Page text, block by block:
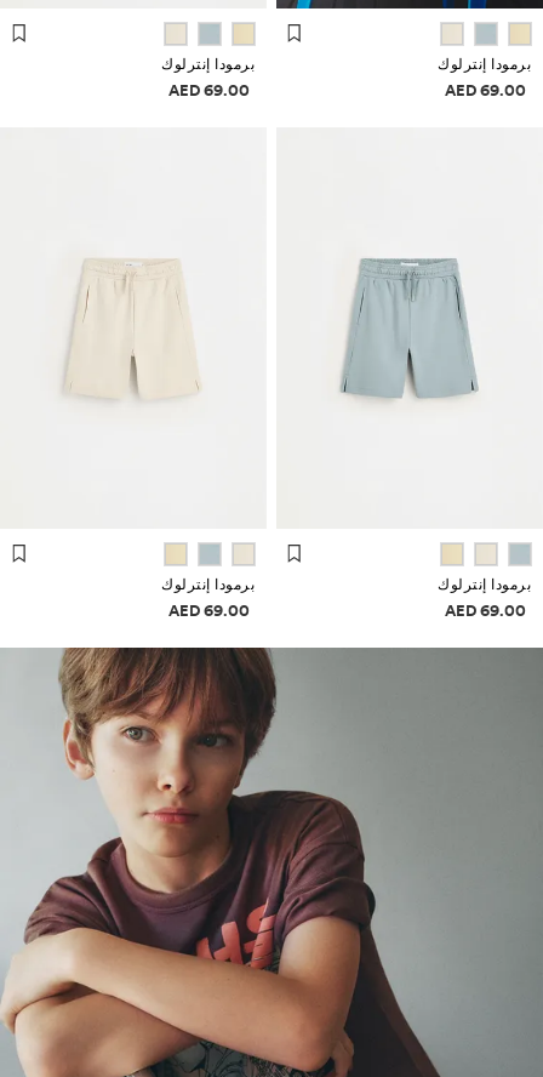
برمودا إنترلوك
معلومات الأسعار
69.00 AED
برمودا إنترلوك
معلومات الأسعار
69.00 AED
برمودا إنترلوك
معلومات الأسعار
69.00 AED
برمودا إنترلوك
معلومات الأسعار
69.00 AED